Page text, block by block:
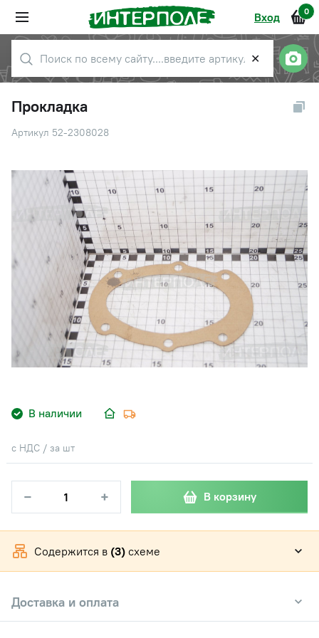
Вход 0
✕
Прокладка
Артикул 52-2308028
В наличии
с НДС / за шт
− + В корзину
Содержится в (3) схеме
Доставка и оплата